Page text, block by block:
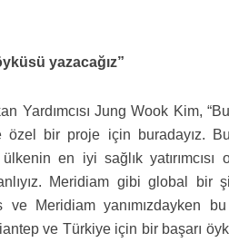
yazacağız”
Yardımcısı Jung Wook Kim,
bir proje için buradayız.
ülkenin en iyi sağlık
Meridiam gibi global bir
ve Meridiam yanımızdayken
ve Türkiye için bir başarı